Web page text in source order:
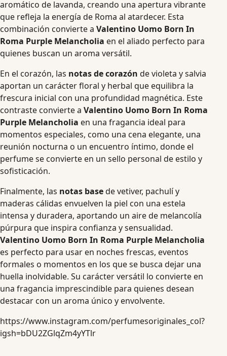
aromático de lavanda, creando una apertura vibrante
que refleja la energía de Roma al atardecer. Esta
combinación convierte a Valentino Uomo Born In
Roma Purple Melancholia en el aliado perfecto para
quienes buscan un aroma versátil.
En el corazón, las notas de corazón de violeta y salvia
aportan un carácter floral y herbal que equilibra la
frescura inicial con una profundidad magnética. Este
contraste convierte a Valentino Uomo Born In Roma
Purple Melancholia en una fragancia ideal para
momentos especiales, como una cena elegante, una
reunión nocturna o un encuentro íntimo, donde el
perfume se convierte en un sello personal de estilo y
sofisticación.
Finalmente, las notas basede vetiver, pachulí y
maderas cálidas envuelven la piel con una estela
intensa y duradera, aportando un aire de melancolía
púrpura que inspira confianza y sensualidad.
Valentino Uomo Born In Roma Purple Melancholia
es perfecto para usar en noches frescas, eventos
formales o momentos en los que se busca dejar una
huella inolvidable. Su carácter versátil lo convierte en
una fragancia imprescindible para quienes desean
destacar con un aroma único y envolvente.
https://www.instagram.com/perfumesoriginales_col?
igsh=bDU2ZGlqZm4yYTlr